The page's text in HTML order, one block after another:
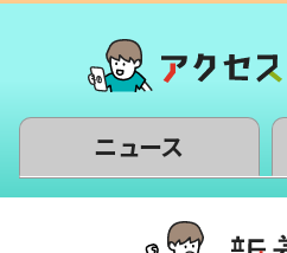
ニュース